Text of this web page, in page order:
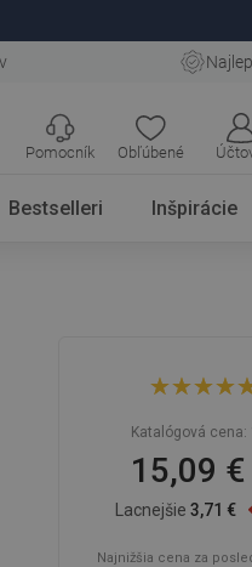
Obľúbené
Pomocník
Bestselleri Inšpirácie
Mexen Kai
biela - 79301-20
Katalógová cena:
15,09 €
Lacnejšie3,71 €
Najnižšia cena za